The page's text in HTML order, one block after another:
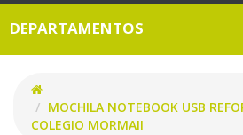
DEPARTAMENTOS
MOCHILA NOTEBOOK USB
COLEGIO MORMAII